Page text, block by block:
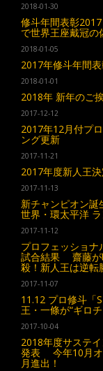
2018-01-30
修斗年間表彰
で世界王座戴冠の
2018-01-05
2017年修斗年間
2018-01-01
2018年 新年のご
2017-12-12
2017年12月付プ
ング更新
2017-11-21
2017年度新人王
2017-11-13
新チャンピオン
世界・環太平洋 ラ
2017-11-12
プロフェッショ
試合結果 齋藤が
殺！新人王は逆転
2017-11-07
11.12 プロ修斗
王・一條が“ギロ
2017-10-04
2018年度サステ
発表 今年10月オ
月進出！